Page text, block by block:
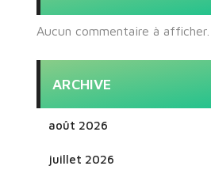
Aucun commentaire à afficher.
ARCHIVE
août 2026
juillet 2026